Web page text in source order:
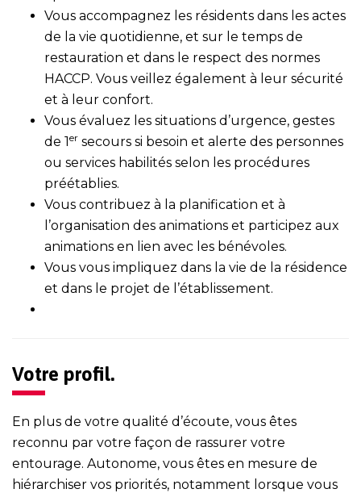
Vous accompagnez les résidents dans les actes
de la vie quotidienne, et sur le temps de
restauration et dans le respect des normes
HACCP. Vous veillez également à leur sécurité
et à leur confort.
Vous évaluez les situations d’urgence, gestes
de 1er secours si besoin et alerte des personnes
ou services habilités selon les procédures
préétablies.
Vous contribuez à la planification et à
l’organisation des animations et participez aux
animations en lien avec les bénévoles.
Vous vous impliquez dans la vie de la résidence
et dans le projet de l’établissement.
Votre profil.
En plus de votre qualité d’écoute, vous êtes
reconnu par votre façon de rassurer votre
entourage. Autonome, vous êtes en mesure de
hiérarchiser vos priorités, notamment lorsque vous